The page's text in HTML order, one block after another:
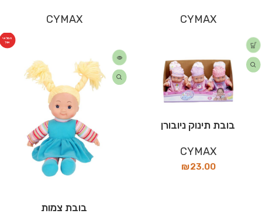
CYMAX
CYMAX
בובת תינוק ניובורן
CYMAX
₪23.00
המלאי
אזל
בובת צמות